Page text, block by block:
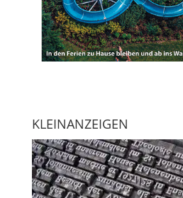
KLEINANZEIGEN